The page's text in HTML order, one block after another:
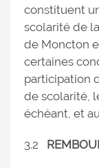
constituent
scolarité de
de Moncton
certaines
participation
de scolarité,
échéant, et
3.2